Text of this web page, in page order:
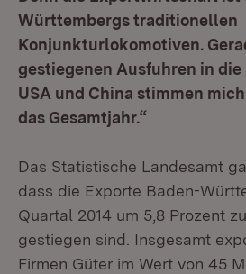
Württembergs traditionellen
Konjunkturlokomotiven.
gestiegenen Ausfuhren in
USA und China stimmen
das Gesamtjahr.“
Das Statistische Landesamt
dass die Exporte Baden-
Quartal 2014 um 5,8 Prozent
gestiegen sind. Insgesamt
Firmen Güter im Wert von 45